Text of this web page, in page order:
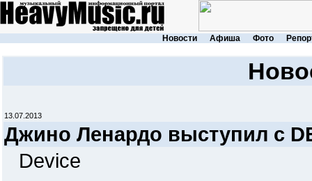
Новости Афиша Фото
13.07.2013
Джино Ленардо выступил с
Device